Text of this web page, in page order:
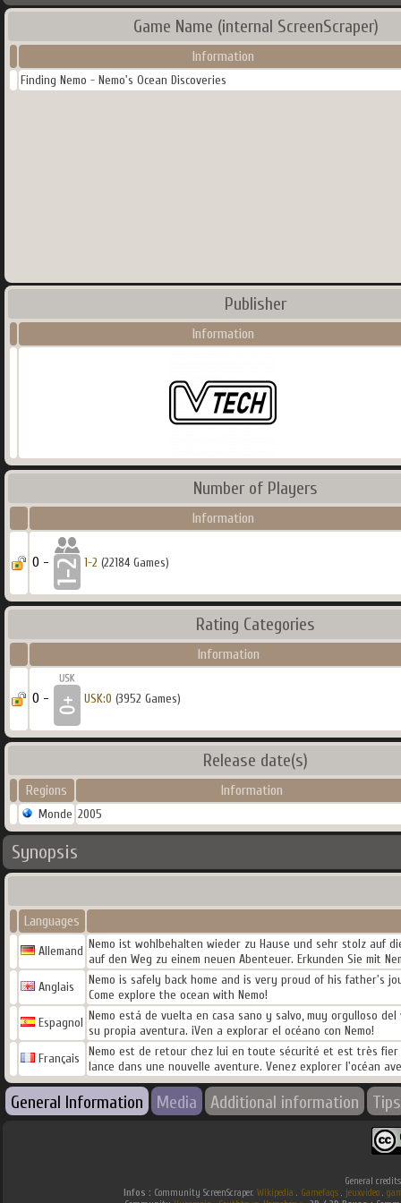
Game Name (internal ScreenScraper)
Information
Finding Nemo - Nemo's Ocean Discoveries
Publisher
Information
Number of Players
Information
0 - 1-2 (22184 Games)
Rating Categories
Information
0 - USK:0 (3952 Games)
Release date(s)
Regions Information
Monde 2005
Synopsis
Languages
Allemand Nemo ist wohlbehalten wieder zu Hause und sehr stolz auf
auf den Weg zu einem neuen Abenteuer. Erkunden Sie mit
Anglais
Nemo is safely back home and is very proud of his father's
Come explore the ocean with Nemo!
Espagnol Nemo está de vuelta en casa sano y salvo, muy orgulloso
su propia aventura. ¡Ven a explorar el océano con Nemo!
Français
Nemo est de retour chez lui en toute sécurité et est très
lance dans une nouvelle aventure. Venez explorer l'océan
General Information Media Additional information Tips
General
Infos : Community ScreenScraper. Wikipedia . Gamefaqs. jeuxvideo.